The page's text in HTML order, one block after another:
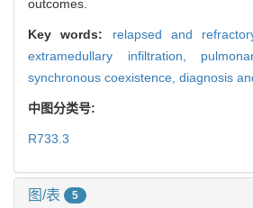
outcomes.
Key words: relapsed and
extramedullary infiltration,
synchronous coexistence, diagnosis
中图分类号:
R733.3
图/表 5